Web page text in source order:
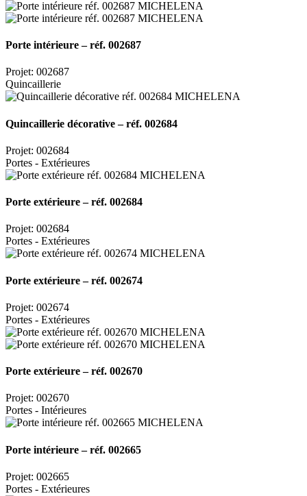
Porte intérieure – réf. 002687
Projet: 002687
Quincaillerie
Quincaillerie décorative – réf. 002684
Projet: 002684
Portes - Extérieures
Porte extérieure – réf. 002684
Projet: 002684
Portes - Extérieures
Porte extérieure – réf. 002674
Projet: 002674
Portes - Extérieures
Porte extérieure – réf. 002670
Projet: 002670
Portes - Intérieures
Porte intérieure – réf. 002665
Projet: 002665
Portes - Extérieures